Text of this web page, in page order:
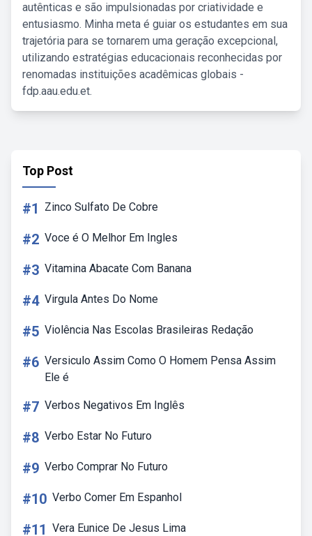
autênticas e são impulsionadas por criatividade e
entusiasmo. Minha meta é guiar os estudantes em sua
trajetória para se tornarem uma geração excepcional,
utilizando estratégias educacionais reconhecidas por
renomadas instituições acadêmicas globais -
fdp.aau.edu.et.
Top Post
#1 Zinco Sulfato De Cobre
#2 Voce é O Melhor Em Ingles
#3 Vitamina Abacate Com Banana
#4 Virgula Antes Do Nome
#5 Violência Nas Escolas Brasileiras Redação
#6 Versiculo Assim Como O Homem Pensa Assim
Ele é
#7 Verbos Negativos Em Inglês
#8 Verbo Estar No Futuro
#9 Verbo Comprar No Futuro
#10 Verbo Comer Em Espanhol
#11 Vera Eunice De Jesus Lima